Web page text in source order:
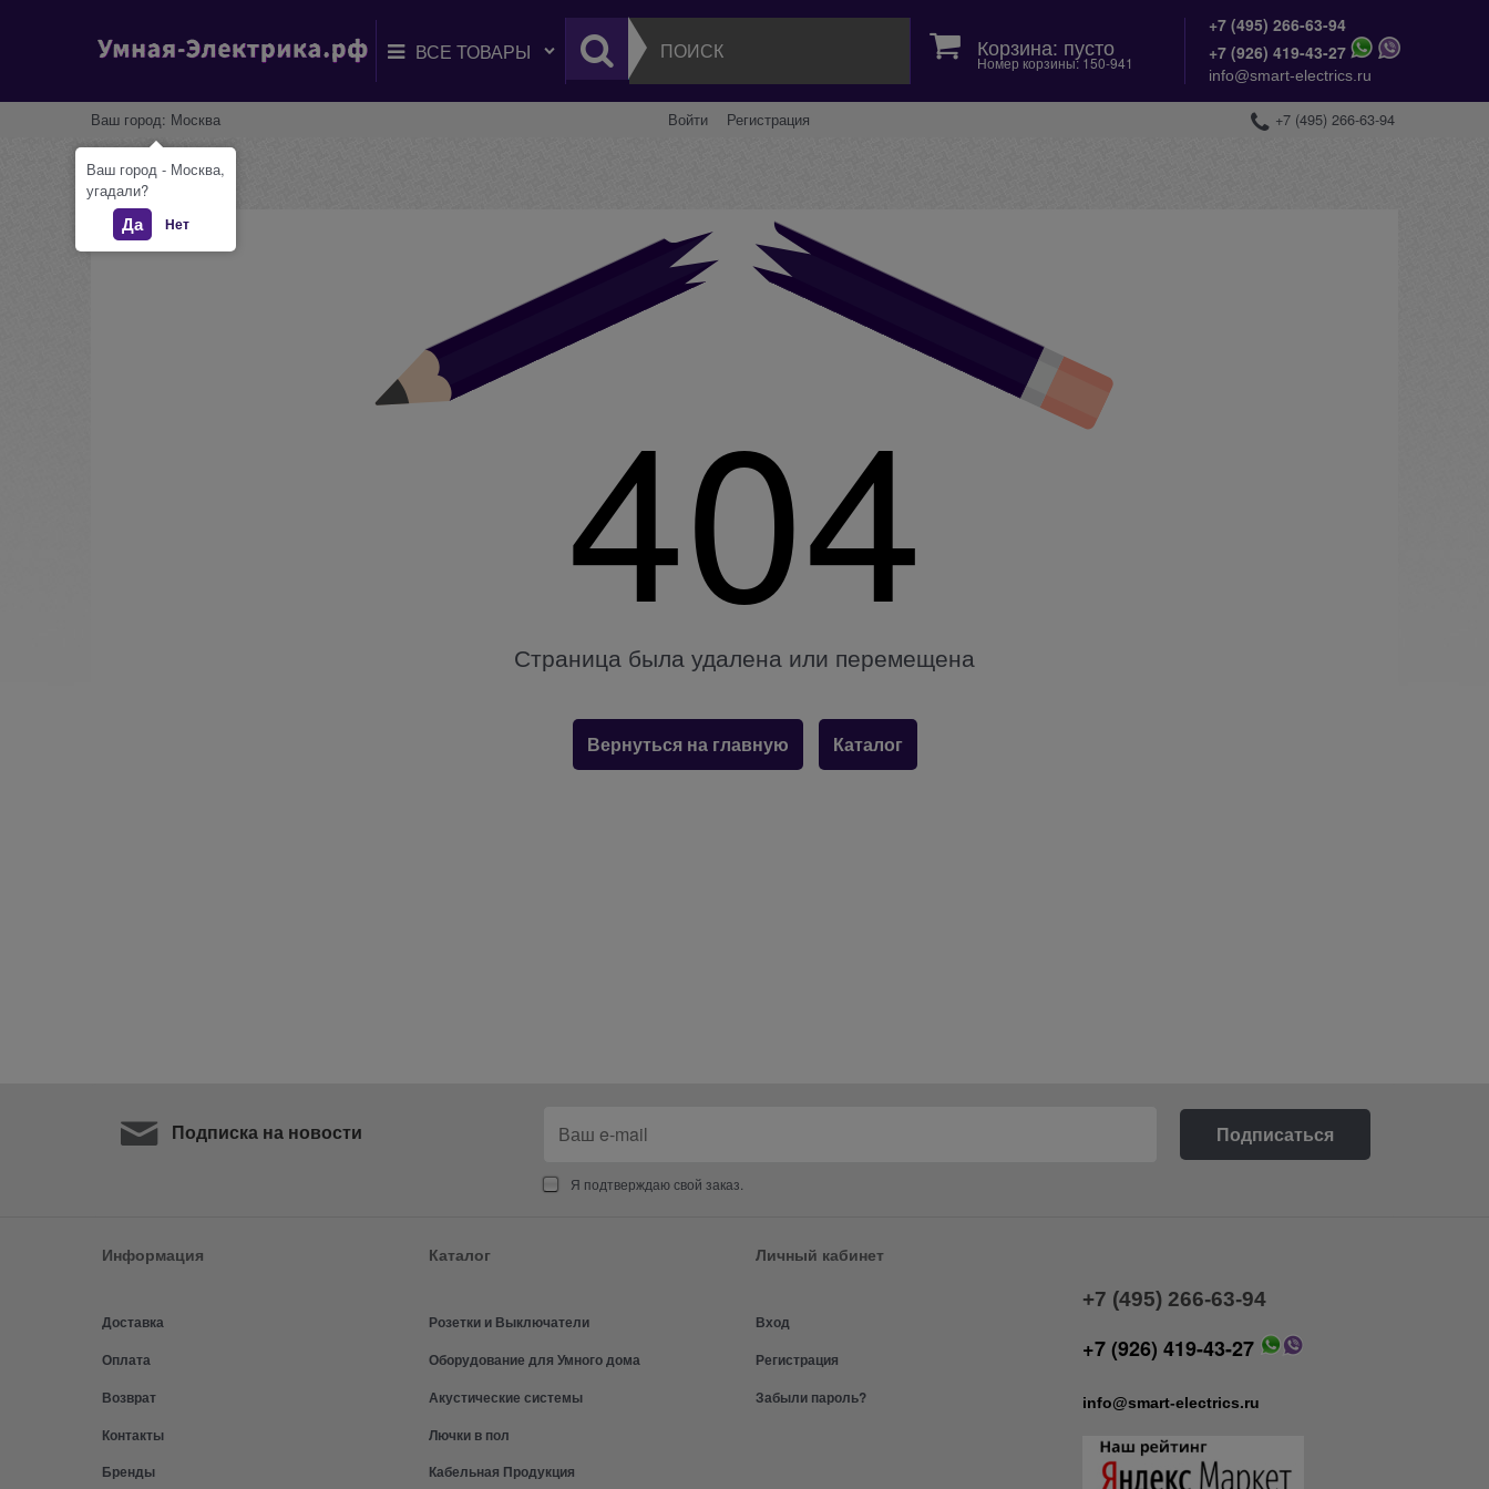
Корзина: пусто
Номер корзины: 150-941
+7 (495) 266-63-94
+7 (926) 419-43-27
info@smart-electrics.ru
Ваш город: Москва Войти Регистрация +7 (495) 266-63-94
404
Страница была удалена или перемещена
Вернуться на главную Каталог
Подписка на новости
Я подтверждаю свой заказ.
Информация
Доставка
Оплата
Возврат
Контакты
Бренды
Каталог
Розетки и Выключатели
Оборудование для Умного дома
Акустические системы
Лючки в пол
Кабельная Продукция
Личный кабинет
Вход
Регистрация
Забыли пароль?
+7 (495) 266-63-94
+7 (926) 419-43-27
info@smart-electrics.ru
Ваш город - Москва,
угадали?
Да Нет